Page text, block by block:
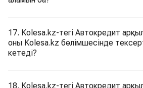
17. Kolesa.kz-тегі Автокредит
оны Kolesa.kz бөлімшесінде
кетеді?
18. Kolesa.kz-тегі Автокредит